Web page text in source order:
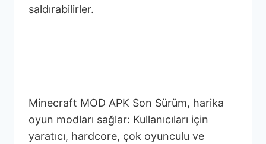
saldırabilirler.
Minecraft MOD APK Son Sürüm, harika
oyun modları sağlar: Kullanıcıları için
yaratıcı, hardcore, çok oyunculu ve